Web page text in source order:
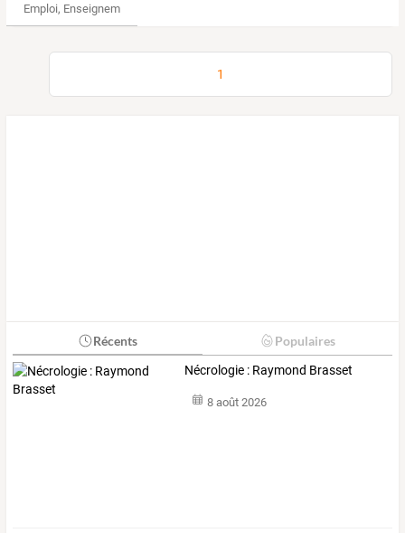
Emploi, Enseignement & Etudes
1
Récents Populaires
Nécrologie : Raymond Brasset
8 août 2026